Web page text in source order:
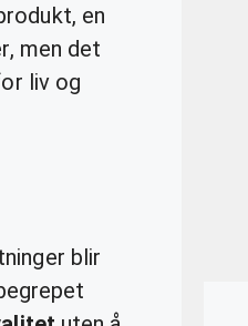
en
men det
liv og
blir